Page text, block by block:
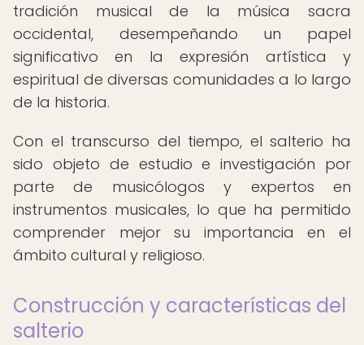
tradición musical de la música sacra
occidental, desempeñando un papel
significativo en la expresión artística y
espiritual de diversas comunidades a lo largo
de la historia.
Con el transcurso del tiempo, el salterio ha
sido objeto de estudio e investigación por
parte de musicólogos y expertos en
instrumentos musicales, lo que ha permitido
comprender mejor su importancia en el
ámbito cultural y religioso.
Construcción y características del
salterio